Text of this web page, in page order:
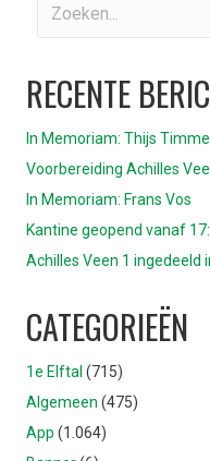
RECENTE
In Memoriam: Thijs
Voorbereiding Achilles
In Memoriam: Frans Vos
Kantine geopend vanaf
Achilles Veen 1 ingedeeld
CATEGORIEËN
1e Elftal (715)
Algemeen (475)
App (1.064)